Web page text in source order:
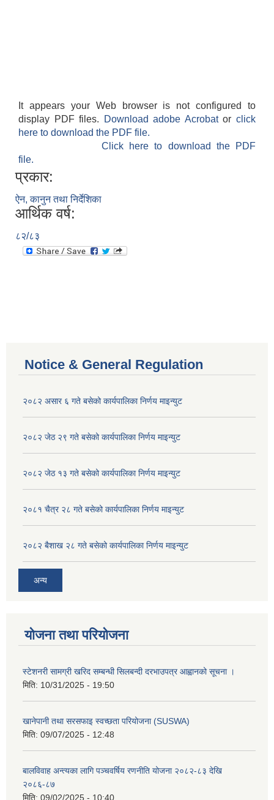
It appears your Web browser is not configured to
display PDF files.
Download adobe Acrobatorclick
here to download the PDF file.
Click here to download the PDF
file.
प्रकार:
ऐन, कानुन तथा निर्देशिका
आर्थिक वर्ष:
८२/८३
Notice & General Regulation
२०८२ असार ६ गते बसेको कार्यपालिका निर्णय माइन्युट
२०८२ जेठ २९ गते बसेको कार्यपालिका निर्णय माइन्युट
२०८२ जेठ १३ गते बसेको कार्यपालिका निर्णय माइन्युट
२०८१ चैत्र २८ गते बसेको कार्यपालिका निर्णय माइन्युट
२०८२ बैशाख २८ गते बसेको कार्यपालिका निर्णय माइन्युट
अन्य
योजना तथा परियोजना
स्टेशनरी सामग्री खरिद सम्बन्धी सिलबन्दी दरभाउपत्र आह्वानको सूचना ।
मिति: 10/31/2025 - 19:50
खानेपानी तथा सरसफाइ स्वच्छता परियोजना (SUSWA)
मिति: 09/07/2025 - 12:48
बालविवाह अन्त्यका लागि पञ्चवर्षिय रणनीति योजना २०८२-८३ देखि
२०८६-८७
मिति: 09/02/2025 - 10:40